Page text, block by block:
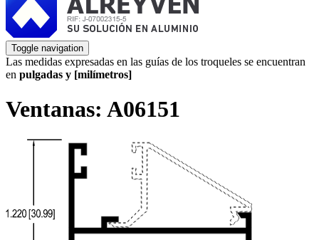
Toggle navigation
Las medidas expresadas en las guías de los troqueles se encuentran
en pulgadas y [milímetros]
Ventanas: A06151